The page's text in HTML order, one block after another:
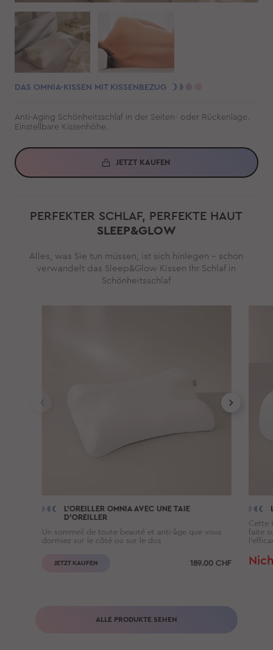
DAS OMNIA-KISSEN MIT KISSENBEZUG
Anti-Aging Schönheitsschlaf in der Seiten- oder Rückenlage.
Einstellbare Kissenhöhe.
JETZT KAUFEN
PERFEKTER SCHLAF, PERFEKTE HAUT
SLEEP&GLOW
Alles, was Sie tun müssen, ist sich hinlegen – schon
verwandelt das Sleep&Glow Kissen Ihr Schlaf in
Schönheitsschlaf
L'OREILLER OMNIAAVEC UNE TAIE
D'OREILLER
Un sommeil de toute beauté et anti-âge que vous
dormiez sur le côté ou sur le dos
JETZT KAUFEN 189.00 CHF
Cette
faite
ALLE PRODUKTE SEHEN